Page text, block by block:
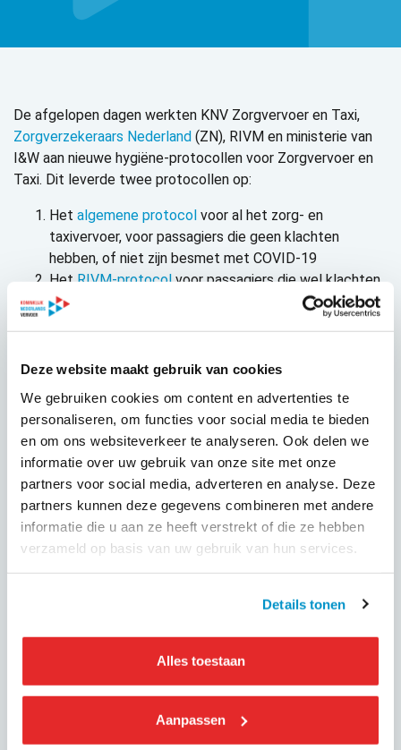
Deze website maakt gebruik van cookies
We gebruiken cookies om content en advertenties te
personaliseren, om functies voor social media te bieden
en om ons websiteverkeer te analyseren. Ook delen we
informatie over uw gebruik van onze site met onze
partners voor social media, adverteren en analyse. Deze
partners kunnen deze gegevens combineren met andere
informatie die u aan ze heeft verstrekt of die ze hebben
verzameld op basis van uw gebruik van hun services.
Details tonen
Alles toestaan
Aanpassen
De afgelopen dagen werkten KNV Zorgvervoer en Taxi,
Zorgverzekeraars Nederland (ZN), RIVM en ministerie van
I&W aan nieuwe hygiëne-protocollen voor Zorgvervoer en
Taxi. Dit leverde twee protocollen op:
Het algemene protocol voor al het zorg- en
taxivervoer, voor passagiers die geen klachten
hebben, of niet zijn besmet met COVID-19
HetRIVM-protocolvoor passagiers die wel klachten
hebben, of zijn besmet met COVID 19.
Op 27 maart kwam er ook voor het Openbaar Vervoer (OV)
voorkomt. Dit is enigszins verwarrend. KNV adviseert het
OV-protocol te laten voor wat het is wanneer het gaat om
zorg- en taxivervoer. Maak voor zorg- en taxivervoergebruik
van de bovenstaande protocollen.
Tot slot !
Het is van het grootste belang dat bij het zorg- en
taxivervoer zoveel mogelijk verdere verspreiding van het
virus wordt voorkomen. In het belang van de cliënt of